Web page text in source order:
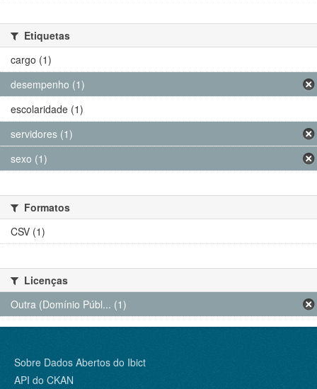
Etiquetas
cargo (1)
desempenho (1)
escolaridade (1)
servidores (1)
sexo (1)
Formatos
CSV (1)
Licenças
Outra (Domínio Públ... (1)
Sobre Dados Abertos do Ibict
API do CKAN